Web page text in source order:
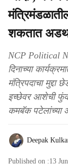
शकतात
NCP Political
दिनाच्या
मंत्रि‍पदाचा मुद्दा
इच्छेवर आशेची
कमबॅक पटेलांच्या
Deepak
Published on :13